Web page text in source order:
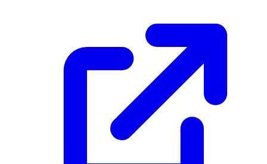
Optimice el proceso de envío de su RFP con nuestro
proveedores potenciales sin esfuerzo y asegúrese de
simplificar su proceso de recopilación y revisión de RFP